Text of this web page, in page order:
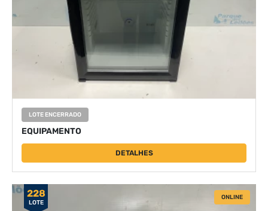
LOTE ENCERRADO
EQUIPAMENTO
DETALHES
228
LOTE
ONLINE